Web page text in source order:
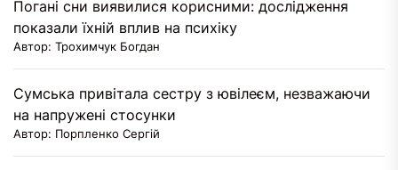
Погані сни виявилися корисними: дослідження
показали їхній вплив на психіку
Автор: Трохимчук Богдан
Сумська привітала сестру з ювілеєм, незважаючи
на напружені стосунки
Автор: Порпленко Сергій